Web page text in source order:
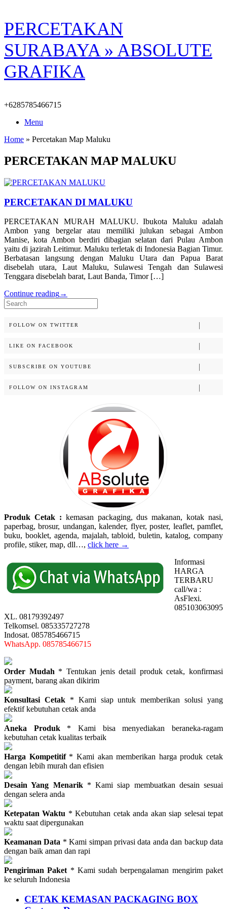
Skip
to
content
PERCETAKAN
SURABAYA » ABSOLUTE
GRAFIKA
+6285785466715
Menu
Home » Percetakan Map Maluku
PERCETAKAN MAP MALUKU
PERCETAKAN DI MALUKU
PERCETAKAN MURAH MALUKU. Ibukota Maluku adalah
Ambon yang bergelar atau memiliki julukan sebagai Ambon
Manise, kota Ambon berdiri dibagian selatan dari Pulau Ambon
yaitu di jazirah Leitimur. Maluku terletak di Indonesia Bagian Timur.
Berbatasan langsung dengan Maluku Utara dan Papua Barat
disebelah utara, Laut Maluku, Sulawesi Tengah dan Sulawesi
Tenggara disebelah barat, Laut Banda, Timor […]
Continue reading→
Search
for:
FOLLOW ON TWITTER
LIKE ON FACEBOOK
SUBSCRIBE ON YOUTUBE
FOLLOW ON INSTAGRAM
Produk Cetak : kemasan packaging, dus makanan, kotak nasi,
paperbag, brosur, undangan, kalender, flyer, poster, leaflet, pamflet,
buku, booklet, agenda, majalah, tabloid, buletin, katalog, company
profile, stiker, map, dll…, click here →
Informasi
HARGA
TERBARU
call/wa :
AsFlexi.
085103063095
XL. 08179392497
Telkomsel. 085335727278
Indosat. 085785466715
WhatsApp. 085785466715
Order Mudah * Tentukan jenis detail produk cetak, konfirmasi
payment, barang akan dikirim
Konsultasi Cetak* Kami siap untuk memberikan solusi yang
efektif kebutuhan cetak anda
Aneka Produk * Kami bisa menyediakan beraneka-ragam
kebutuhan cetak kualitas terbaik
Harga Kompetitif* Kami akan memberikan harga produk cetak
dengan lebih murah dan efisien
Desain Yang Menarik* Kami siap membuatkan desain sesuai
dengan selera anda
Ketepatan Waktu * Kebutuhan cetak anda akan siap selesai tepat
waktu saat dipergunakan
Keamanan Data * Kami simpan privasi data anda dan backup data
dengan baik aman dan rapi
Pengiriman Paket * Kami sudah berpengalaman mengirim paket
ke seluruh Indonesia
CETAK KEMASAN PACKAGING BOX